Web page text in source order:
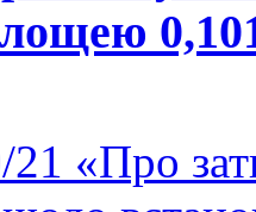
«Про